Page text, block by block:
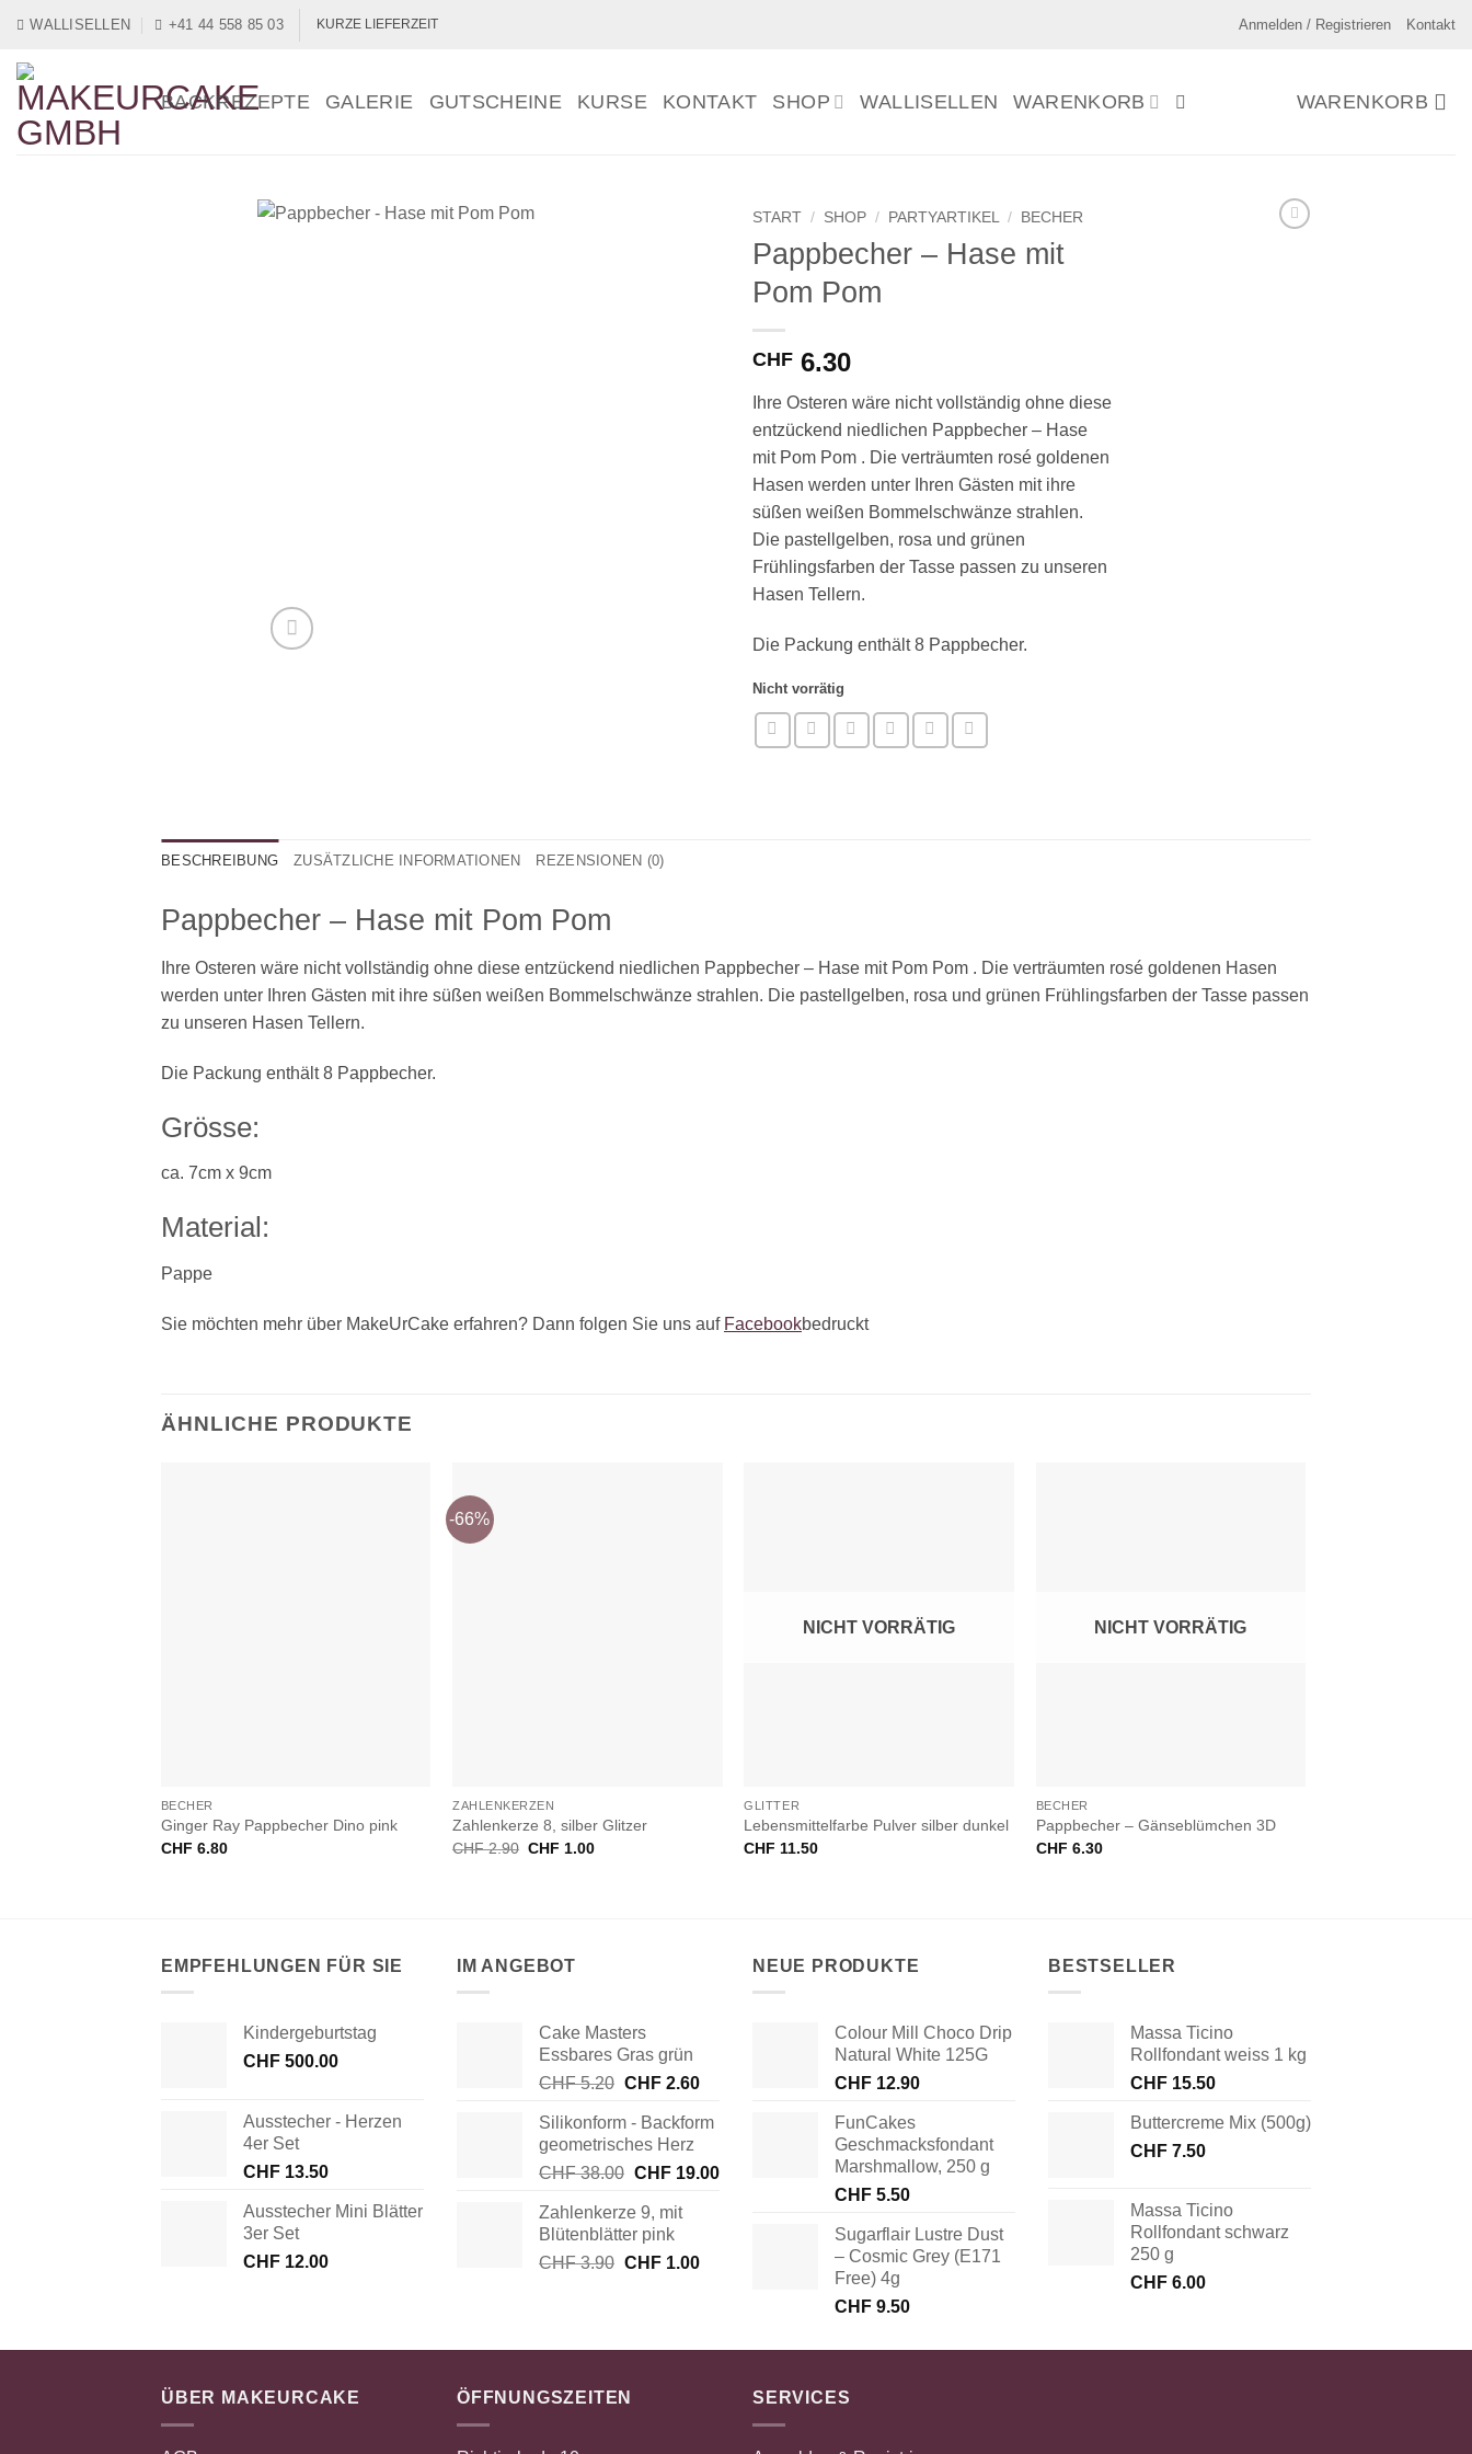
springen
WALLISELLEN +41 44 558 85 03 KURZE LIEFERZEIT Anmelden / Registrieren Kontakt
BACKREZEPTE GALERIE GUTSCHEINE KURSE KONTAKT SHOP WALLISELLEN WARENKORB WARENKORB
START / SHOP / PARTYARTIKEL / BECHER
Pappbecher – Hase mit
Pom Pom
CHF 6.30
Ihre Osteren wäre nicht vollständig ohne diese
entzückend niedlichen Pappbecher – Hase
mit Pom Pom . Die verträumten rosé goldenen
Hasen werden unter Ihren Gästen mit ihre
süßen weißen Bommelschwänze strahlen.
Die pastellgelben, rosa und grünen
Frühlingsfarben der Tasse passen zu unseren
Hasen Tellern.
Die Packung enthält 8 Pappbecher.
Nicht vorrätig
BESCHREIBUNG ZUSÄTZLICHE INFORMATIONEN REZENSIONEN (0)
Pappbecher – Hase mit Pom Pom
Ihre Osteren wäre nicht vollständig ohne diese entzückend niedlichen Pappbecher – Hase mit Pom Pom . Die verträumten rosé goldenen Hasen
werden unter Ihren Gästen mit ihre süßen weißen Bommelschwänze strahlen. Die pastellgelben, rosa und grünen Frühlingsfarben der Tasse passen
zu unseren Hasen Tellern.
Die Packung enthält 8 Pappbecher.
Grösse:
ca. 7cm x 9cm
Material:
Pappe
Sie möchten mehr über MakeUrCake erfahren? Dann folgen Sie uns auf Facebookbedruckt
ÄHNLICHE PRODUKTE
BECHER
Ginger Ray Pappbecher Dino pink
CHF 6.80
-66%
ZAHLENKERZEN
Zahlenkerze 8, silber Glitzer
CHF2.90 Ursprünglicher
CHF 1.00Aktueller
NICHT VORRÄTIG
GLITTER
Lebensmittelfarbe Pulver silber dunkel
CHF 11.50
NICHT VORRÄTIG
BECHER
Pappbecher – Gänseblümchen 3D
CHF 6.30
EMPFEHLUNGEN FÜR SIE
Kindergeburtstag
CHF 500.00
Ausstecher - Herzen
4er Set
CHF 13.50
Ausstecher Mini Blätter
3er Set
CHF 12.00
IM ANGEBOT
Cake Masters
Essbares Gras grün
CHF5.20 Ursprünglicher
war:
CHF 5.20
CHF2.60Aktueller
ist:
Silikonform - Backform
geometrisches Herz
CHF38.00 Ursprünglicher
war:
CHF 38.00
CHF19.00Aktueller
Zahlenkerze 9, mit
Blütenblätter pink
CHF3.90 Ursprünglicher
CHF1.00Aktueller
NEUE PRODUKTE
Colour Mill Choco Drip
Natural White 125G
CHF 12.90
FunCakes
Geschmacksfondant
Marshmallow, 250 g
CHF 5.50
Sugarflair Lustre Dust
– Cosmic Grey (E171
Free) 4g
CHF 9.50
BESTSELLER
Massa Ticino
Rollfondant weiss 1 kg
CHF 15.50
Buttercreme Mix (500g)
CHF 7.50
Massa Ticino
Rollfondant schwarz
250 g
CHF 6.00
ÜBER MAKEURCAKE ÖFFNUNGSZEITEN SERVICES